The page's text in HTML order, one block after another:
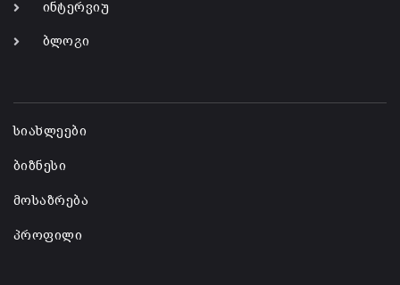
ინტერვიუ
ბლოგი
სიახლეები
ბიზნესი
მოსაზრება
პროფილი